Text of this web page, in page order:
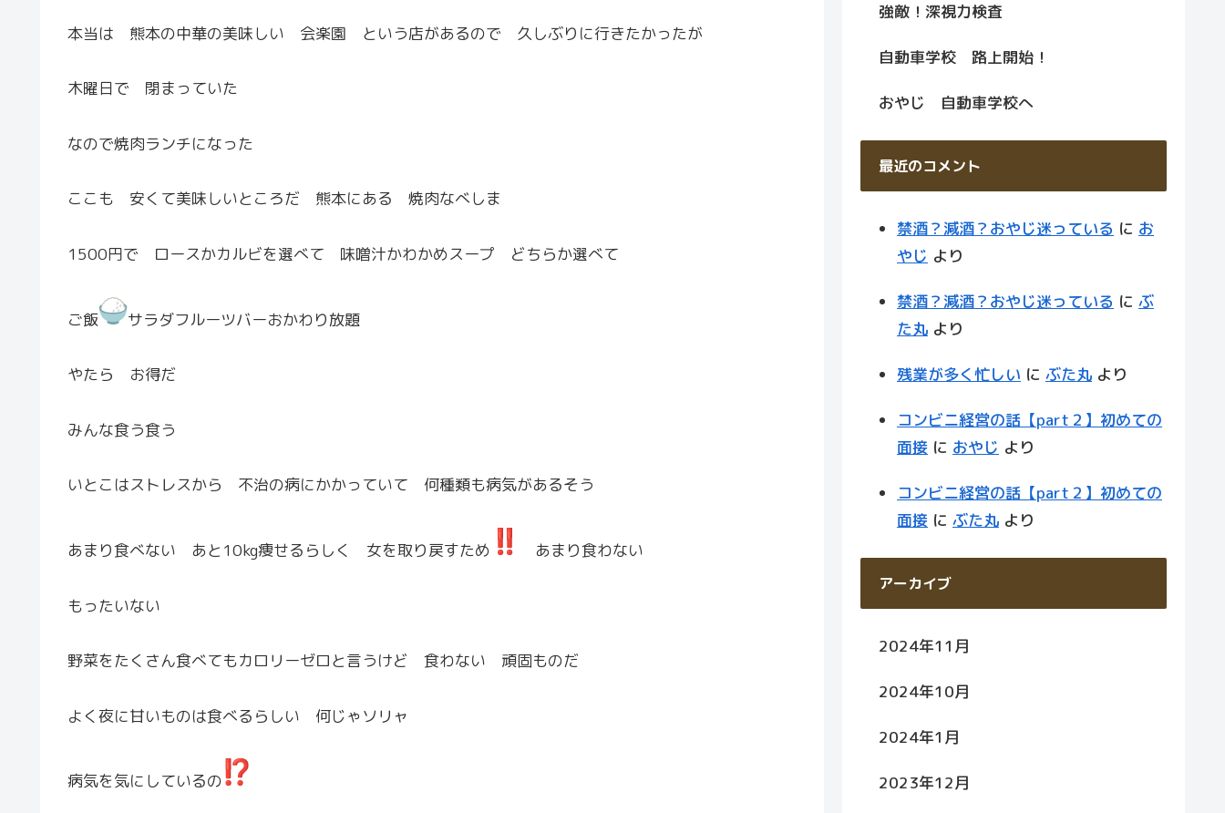
本当は 熊本の中華の美味しい 会楽園 という店があるので 久しぶりに行きたかったが
木曜日で 閉まっていた
なので焼肉ランチになった
ここも 安くて美味しいところだ 熊本にある 焼肉なべしま
1500円で ロースかカルビを選べて 味噌汁かわかめスープ どちらか選べて
ご飯 サラダフルーツバーおかわり放題
やたら お得だ
みんな食う食う
いとこはストレスから 不治の病にかかっていて 何種類も病気があるそう
あまり食べない あと10kg痩せるらしく 女を取り戻すため ️あまり食わない
もったいない
野菜をたくさん食べてもカロリーゼロと言うけど 食わない 頑固ものだ
よく夜に甘いものは食べるらしい 何じゃソリャ
病気を気にしているの
強敵！深視力検査
自動車学校 路上開始！
おやじ 自動車学校へ
最近のコメント
禁酒？減酒？おやじ迷っている に お
やじ より
禁酒？減酒？おやじ迷っている に ぶ
た丸 より
残業が多く忙しい に ぶた丸 より
コンビニ経営の話【part２】初めての
面接 に おやじ より
コンビニ経営の話【part２】初めての
面接 に ぶた丸 より
アーカイブ
2024年11月
2024年10月
2024年1月
2023年12月